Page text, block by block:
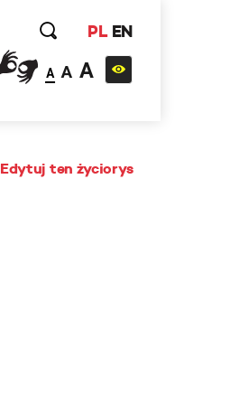
PL EN
A A A
Edytuj ten życiorys